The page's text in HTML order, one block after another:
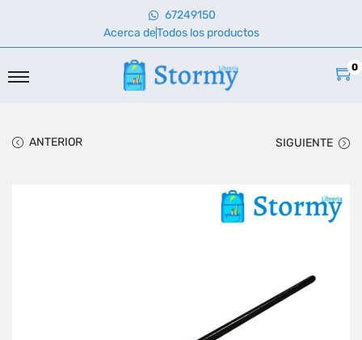
67249150
Acerca deTodos los productos
0
ANTERIOR SIGUIENTE